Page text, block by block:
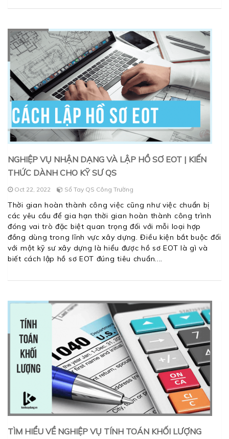
NGHIỆP VỤ NHẬN DẠNG VÀ LẬP HỒ SƠ EOT | KIẾN
THỨC DÀNH CHO KỸ SƯ QS
Oct 22, 2022 Sổ Tay QS Công Trường
Thời gian hoàn thành công việc cũng như việc chuẩn bị
các yêu cầu để gia hạn thời gian hoàn thành công trình
đóng vai trò đặc biệt quan trọng đối với mỗi loại hợp
đồng dùng trong lĩnh vực xây dựng. Điều kiện bắt buộc đối
với một kỹ sư xây dựng là hiểu được hồ sơ EOT là gì và
biết cách lập hồ sơ EOT đúng tiêu chuẩn.
TÌM HIỂU VỀ NGHIỆP VỤ TÍNH TOÁN KHỐI LƯỢNG